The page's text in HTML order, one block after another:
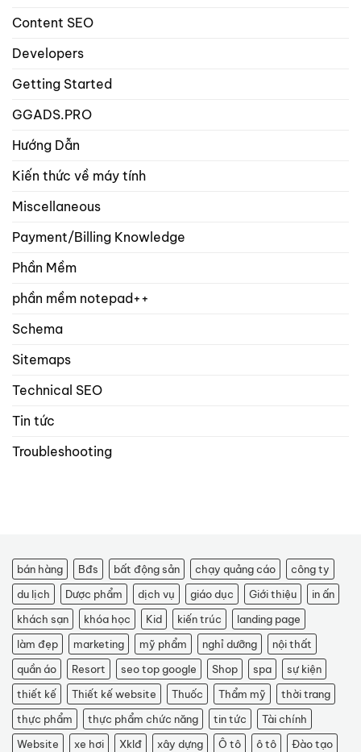
Content SEO
Developers
Getting Started
GGADS.PRO
Hướng Dẫn
Kiến thức về máy tính
Miscellaneous
Payment/Billing Knowledge
Phần Mềm
phần mềm notepad++
Schema
Sitemaps
Technical SEO
Tin tức
Troubleshooting
bán hàng Bđs bất động sản chạy quảng cáo
công ty
du lịch
Dược phẩm dịch vụ giáo dục Giới thiệu
in ấn
khách sạn
khóa học Kid kiến trúc
landing page
làm đẹp
marketing mỹ phẩm nghỉ dưỡng
nội thất
quần áo
Resort seo top google Shop spa
sự kiện
thiết kế
Thiết kế website Thuốc Thẩm mỹ
thời trang
thực phẩm
thực phẩm chức năng tin tức
Tài chính
Website
xe hơi Xklđ xây dựng Ô tô ô tô
Đào tạo